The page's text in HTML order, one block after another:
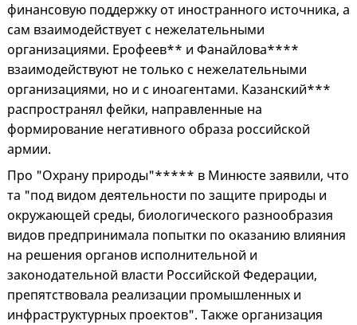
финансовую поддержку от иностранного источника, а
сам взаимодействует с нежелательными
организациями. Ерофеев** и Фанайлова****
взаимодействуют не только с нежелательными
организациями, но и с иноагентами. Казанский***
распространял фейки, направленные на
формирование негативного образа российской
армии.
Про "Охрану природы"***** в Минюсте заявили, что
та "под видом деятельности по защите природы и
окружающей среды, биологического разнообразия
видов предпринимала попытки по оказанию влияния
на решения органов исполнительной и
законодательной власти Российской Федерации,
препятствовала реализации промышленных и
инфраструктурных проектов". Также организация